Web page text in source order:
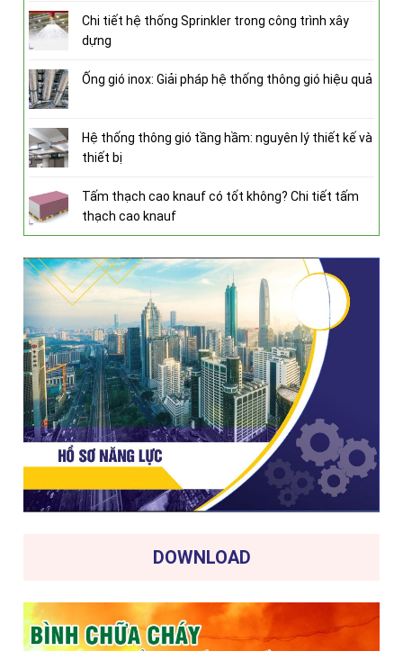
Chi tiết hệ thống Sprinkler trong công trình xây
dựng
Ống gió inox: Giải pháp hệ thống thông gió hiệu quả
Hệ thống thông gió tầng hầm: nguyên lý thiết kế và
thiết bị
Tấm thạch cao knauf có tốt không? Chi tiết tấm
thạch cao knauf
DOWNLOAD